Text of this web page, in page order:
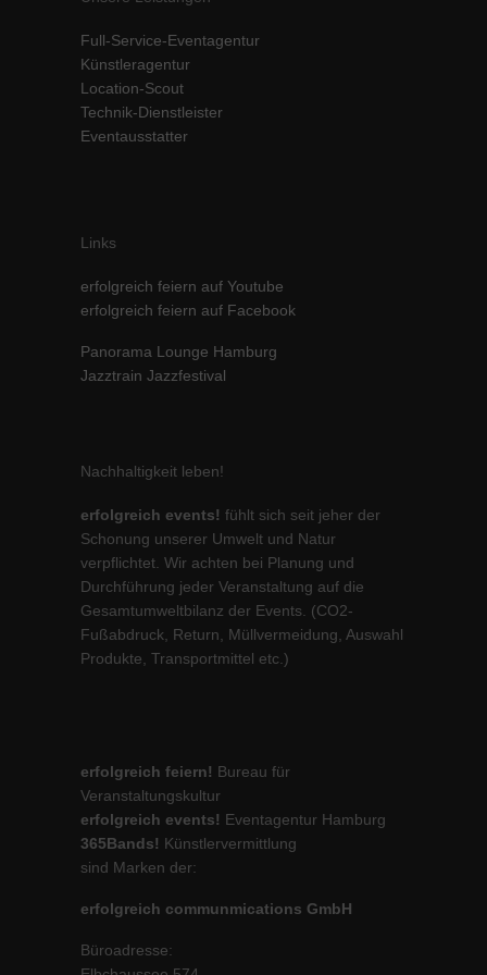
Full-Service-Eventagentur
Künstleragentur
Location-Scout
Technik-Dienstleister
Eventausstatter
Links
erfolgreich feiern auf Youtube
erfolgreich feiern auf Facebook
Panorama Lounge Hamburg
Jazztrain Jazzfestival
Nachhaltigkeit leben!
erfolgreich events! fühlt sich seit jeher der
Schonung unserer Umwelt und Natur
verpflichtet. Wir achten bei Planung und
Durchführung jeder Veranstaltung auf die
Gesamtumweltbilanz der Events. (CO2-
Fußabdruck, Return, Müllvermeidung, Auswahl
Produkte, Transportmittel etc.)
erfolgreich feiern! Bureau für
Veranstaltungskultur
erfolgreich events! Eventagentur Hamburg
365Bands! Künstlervermittlung
sind Marken der:
erfolgreich communmications GmbH
Büroadresse:
standardmäßig blockiert. Wenn Cookies von externen Medien akzeptiert
werden, bedarf der Zugriff auf diese Inhalte keiner manuellen Einwilligung
Cookie-Informationen anzeigen
powered by Borlabs Cookie